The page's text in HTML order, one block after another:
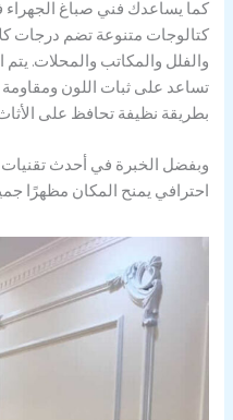
كما يساعدك فني صباغ الجهراء
كتالوجات متنوعة تضم درجات
والفلل والمكاتب والمحلات.
تساعد على ثبات اللون ومقاومة
بطريقة نظيفة تحافظ على
وبفضل الخبرة في أحدث
احترافي يمنح المكان مظهرًا